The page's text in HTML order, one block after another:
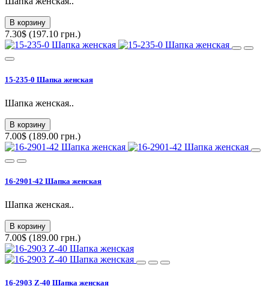
В корзину
7.30$ (197.10 грн.)
15-235-0 Шапка женская
Шапка женская..
В корзину
7.00$ (189.00 грн.)
16-2901-42 Шапка женская
Шапка женская..
В корзину
7.00$ (189.00 грн.)
16-2903 Z-40 Шапка женская